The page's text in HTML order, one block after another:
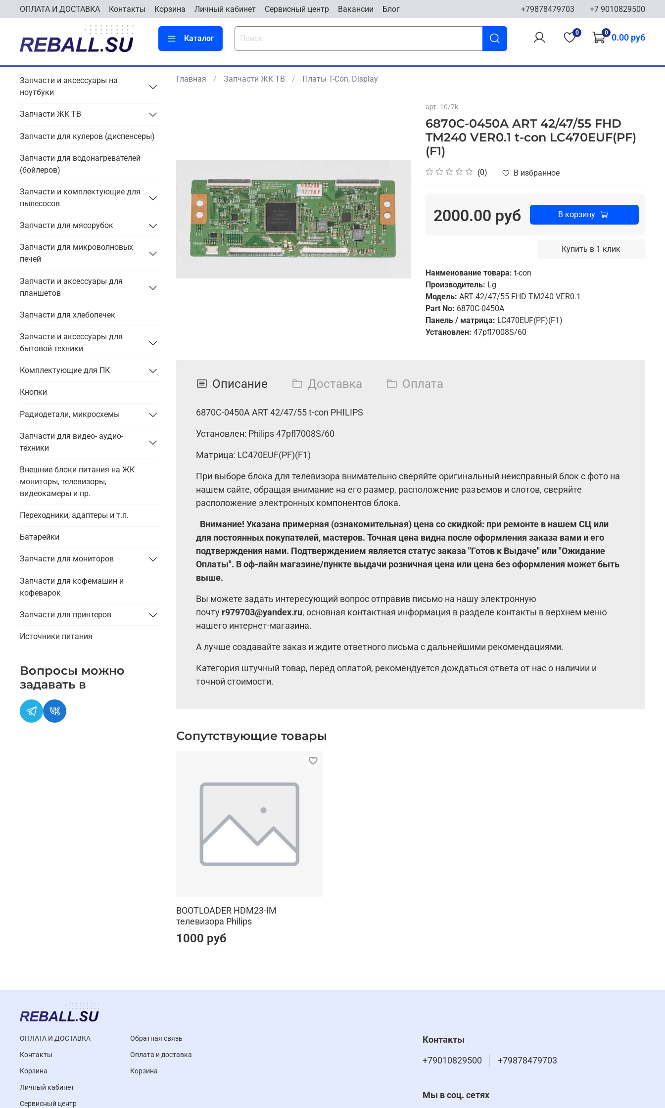
ОПЛАТА И ДОСТАВКА Контакты Корзина Личный кабинет Cервисный центр Вакансии Блог +79878479703 +7 9010829500
Каталог
0 0 0.00 руб
Главная Запчасти ЖК ТВ Платы T-Con, Display
арт. 10/7k
6870C-0450A ART 42/47/55 FHD
TM240 VER0.1 t-con LC470EUF(PF)
(F1)
(0) В избранное
2000.00 руб В корзину
Купить в 1 клик
Наименование товара: t-con
Производитель: Lg
Модель: ART 42/47/55 FHD TM240 VER0.1
Part No: 6870C-0450A
Панель / матрица: LC470EUF(PF)(F1)
Установлен: 47pfl7008S/60
Описание Доставка Оплата
6870C-0450A ART 42/47/55 t-con PHILIPS
Установлен: Philips47pfl7008S/60
Матрица: LC470EUF(PF)(F1)
При выборе блока для телевизора внимательно сверяйте оригинальный неисправный блок с фото на
нашем сайте, обращая внимание на его размер, расположение разъемов и слотов, сверяйте
расположение электронных компонентов блока.
Внимание! Указана примерная (ознакомительная) цена со скидкой: при ремонте в нашем СЦ или
для постоянных покупателей, мастеров. Точная цена видна после оформления заказа вами и его
подтверждения нами. Подтверждением является статус заказа "Готов к Выдаче" или "Ожидание
Оплаты". В оф-лайн магазине/пункте выдачи розничная цена или цена без оформления может быть
выше.
Вы можете задать интересующий вопрос отправив письмо на нашу электронную
почту r979703@yandex.ru, основная контактная информация в разделе контакты в верхнем меню
нашего интернет-магазина.
А лучше создавайте заказ и ждите ответного письма с дальнейшими рекомендациями.
Категория штучный товар, перед оплатой, рекомендуется дождаться ответа от нас о наличии и
точной стоимости.
Сопутствующие товары
BOOTLOADER HDM23-IM
телевизора Philips
1000 руб
Запчасти и аксессуары на
ноутбуки
Запчасти ЖК ТВ
Запчасти для кулеров (диспенсеры)
Запчасти для водонагревателей
(бойлеров)
Запчасти и комплектующие для
пылесосов
Запчасти для мясорубок
Запчасти для микроволновых
печей
Запчасти и аксессуары для
планшетов
Запчасти для хлебопечек
Запчасти и аксессуары для
бытовой техники
Комплектующие для ПК
Кнопки
Радиодетали, микросхемы
Запчасти для видео- аудио-
техники
Внешние блоки питания на ЖК
мониторы, телевизоры,
видеокамеры и пр.
Переходники, адаптеры и т.п.
Батарейки
Запчасти для мониторов
Запчасти для кофемашин и
кофеварок
Запчасти для принтеров
Источники питания
Вопросы можно
задавать в
ОПЛАТА И ДОСТАВКА
Контакты
Корзина
Личный кабинет
Cервисный центр
Обратная связь
Оплата и доставка
Корзина
Контакты
+79010829500 +79878479703
Мы в соц. сетях